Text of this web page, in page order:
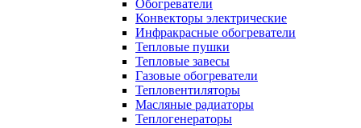
Обогреватели
Конвекторы электрические
Инфракрасные обогреватели
Тепловые пушки
Тепловые завесы
Газовые обогреватели
Тепловентиляторы
Масляные радиаторы
Теплогенераторы